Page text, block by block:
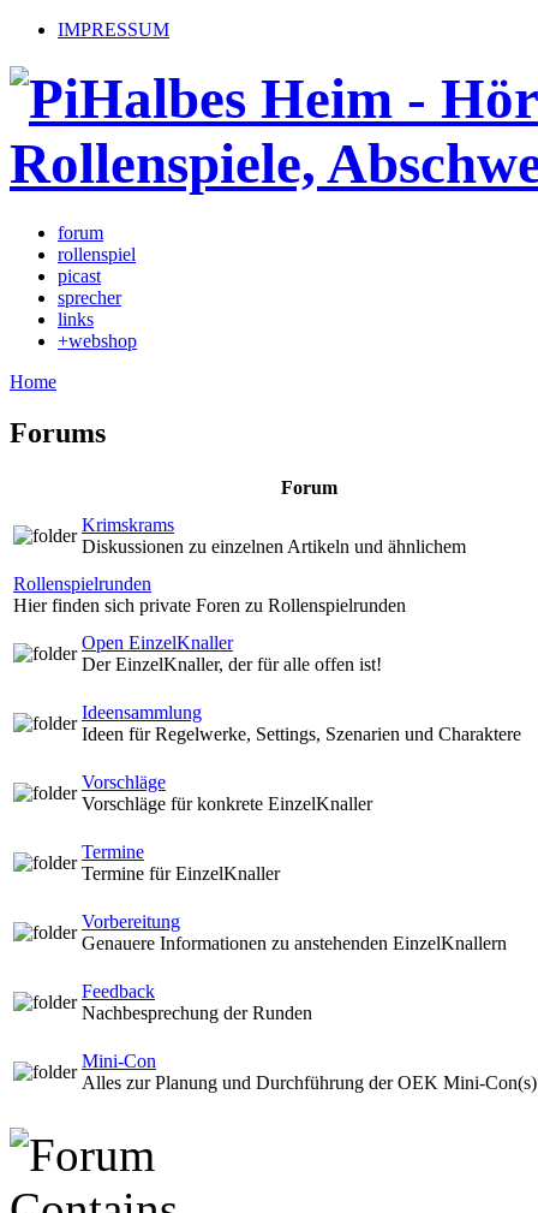
IMPRESSUM
forum
rollenspiel
picast
sprecher
links
+webshop
Home
Forums
Forum
Krimskrams
Diskussionen zu einzelnen Artikeln und ähnlichem
Rollenspielrunden
Hier finden sich private Foren zu Rollenspielrunden
Open EinzelKnaller
Der EinzelKnaller, der für alle offen ist!
Ideensammlung
Ideen für Regelwerke, Settings, Szenarien und Charaktere
Vorschläge
Vorschläge für konkrete EinzelKnaller
Termine
Termine für EinzelKnaller
Vorbereitung
Genauere Informationen zu anstehenden EinzelKnallern
Feedback
Nachbesprechung der Runden
Mini-Con
Alles zur Planung und Durchführung der OEK Mini-Con(s)